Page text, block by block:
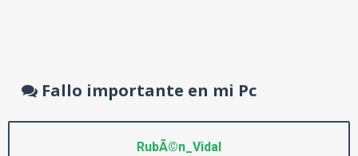
Fallo importante en mi Pc
RubÃ©n_Vidal